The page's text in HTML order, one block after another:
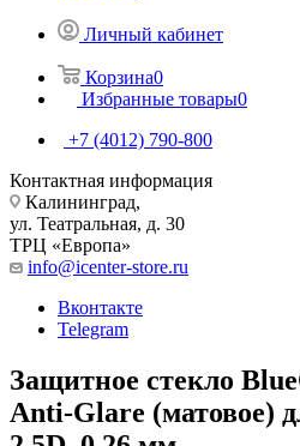
Личный кабинет
Корзина0
Избранные товары0
+7 (4012) 790-800
Контактная информация
Калининград,
ул. Театральная, д. 30
ТРЦ «Европа»
info@icenter-store.ru
Вконтакте
Telegram
Защитное стекло
Anti-Glare (матовое)